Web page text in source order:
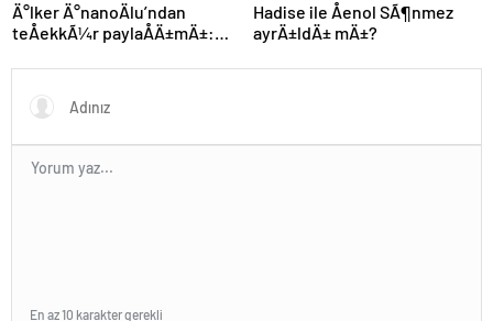
Ä°lker Ä°nanoÄlu’ndan
teÅekkÃ¼r paylaÅÄ±mÄ±:
yetiÅemedim
Hadise ile Åenol SÃ¶nmez
ayrÄ±ldÄ± mÄ±?
En az 10 karakter gerekli